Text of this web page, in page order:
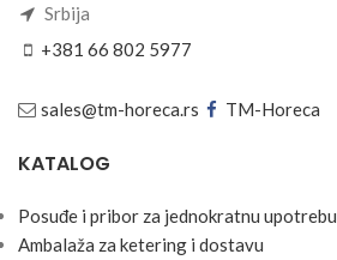
Srbija
+381 66 802 5977
sales@tm-horeca.rs TM-Horeca
KATALOG
Posuđe i pribor za jednokratnu upotrebu
Ambalaža za ketering i dostavu